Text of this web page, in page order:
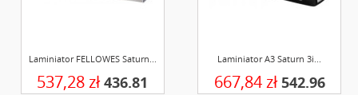
Laminiator FELLOWES Saturn...
537,28 zł 436.81
Laminiator A3 Saturn 3i...
667,84 zł 542.96